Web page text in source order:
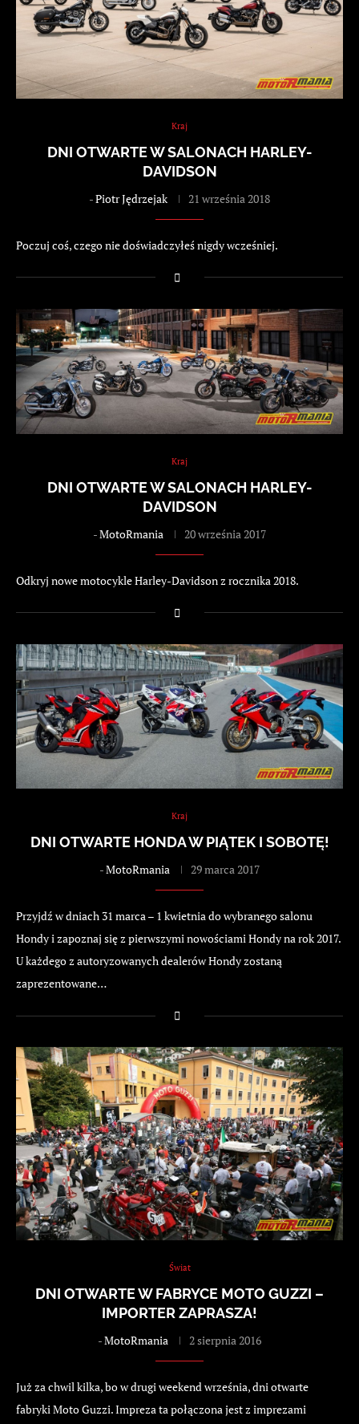
Kraj
DNI OTWARTE W SALONACH HARLEY-
DAVIDSON
-Piotr Jędrzejak 21 września 2018
Poczuj coś, czego nie doświadczyłeś nigdy wcześniej.
Kraj
DNI OTWARTE W SALONACH HARLEY-
DAVIDSON
-MotoRmania 20 września 2017
Odkryj nowe motocykle Harley-Davidson z rocznika 2018.
Kraj
DNI OTWARTE HONDA W PIĄTEK I SOBOTĘ!
-MotoRmania 29 marca 2017
Przyjdź w dniach 31 marca – 1 kwietnia do wybranego salonu
Hondy i zapoznaj się z pierwszymi nowościami Hondy na rok 2017.
U każdego z autoryzowanych dealerów Hondy zostaną
zaprezentowane…
Świat
DNI OTWARTE W FABRYCE MOTO GUZZI –
IMPORTER ZAPRASZA!
-MotoRmania 2 sierpnia 2016
Już za chwil kilka, bo w drugi weekend września, dni otwarte
fabryki Moto Guzzi. Impreza ta połączona jest z imprezami